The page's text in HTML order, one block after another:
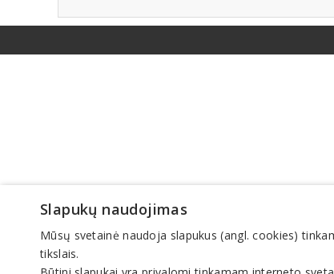
Slapukų naudojimas
Mūsų svetainė naudoja slapukus (angl. cookies)
tikslais.